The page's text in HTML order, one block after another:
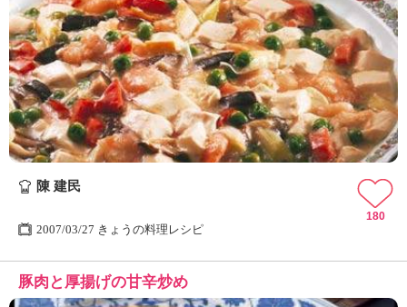
陳 建民
2007/03/27 きょうの料理レシピ
180
豚肉と厚揚げの甘辛炒め